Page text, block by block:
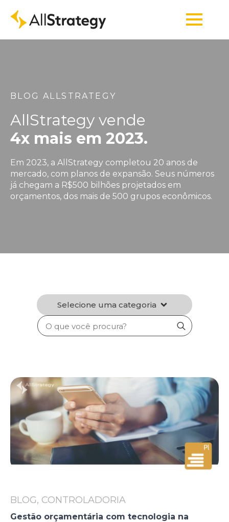
BLOG ALLSTRATEGY
AllStrategy vende
4x mais em 2023.
Em 2023, a AllStrategy completou 20 anos de
mercado, com planos de expansão. Seus números
já chegam a R$500 bilhões projetados em
orçamentos, dos mais de 500 grupos econômicos.
Selecione uma categoria
Search
for:
BLOG, CONTROLADORIA
Gestão orçamentária com tecnologia na